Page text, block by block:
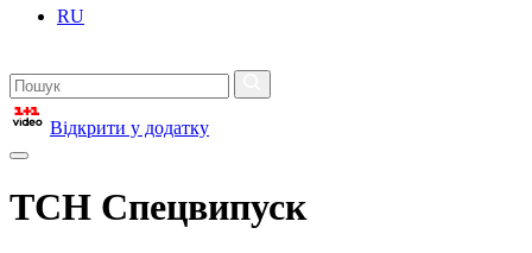
RU
Відкрити у додатку
ТСН Спецвипуск